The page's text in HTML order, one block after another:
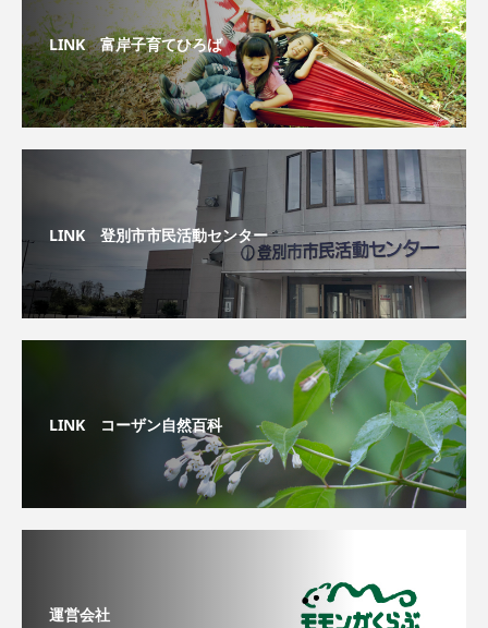
LINK 富岸子育てひろば
LINK 登別市市民活動センター
LINK コーザン自然百科
運営会社